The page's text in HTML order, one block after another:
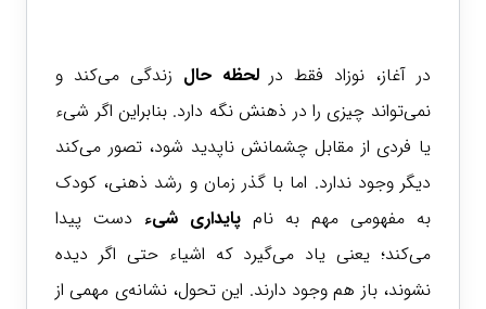
در آغاز، نوزاد فقط درلحظه حال زندگی می‌کند و
نمی‌تواند چیزی را در ذهنش نگه دارد. بنابراین اگر شیء
یا فردی از مقابل چشمانش ناپدید شود، تصور می‌کند
دیگر وجود ندارد. اما با گذر زمان و رشد ذهنی، کودک
به مفهومی مهم به نام پایداری شیء دست پیدا
می‌کند؛ یعنی یاد می‌گیرد که اشیاء حتی اگر دیده
نشوند، باز هم وجود دارند. این تحول، نشانه‌ی مهمی از